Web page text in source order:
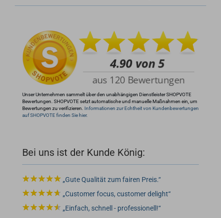
info@rocketronics.de
Unser Unternehmen sammelt über den unabhängigen Dienstleister SHOPVOTE
Bewertungen. SHOPVOTE setzt automatische und manuelle Maßnahmen ein, um
Bewertungen zu verifizieren. Informationen zur Echtheit von Kundenbewertungen
auf SHOPVOTE finden Sie hier.
Bei uns ist der Kunde König:
Gute Qualität zum fairen Preis.
Customer focus, customer delight
Einfach, schnell - professionell!